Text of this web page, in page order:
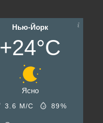
Нью-Йорк
+24°C
Ясно
3.6 М/С 89%